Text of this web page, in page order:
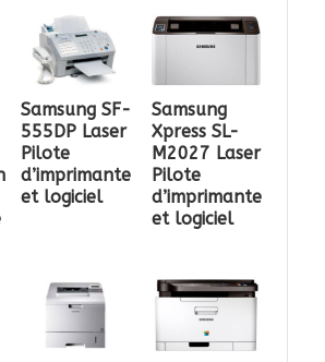
Samsung SF-
555DP Laser
Pilote
d’imprimante
et logiciel
Samsung
Xpress SL-
M2027 Laser
Pilote
d’imprimante
et logiciel